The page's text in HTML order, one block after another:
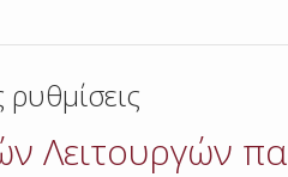
Λειτουργών